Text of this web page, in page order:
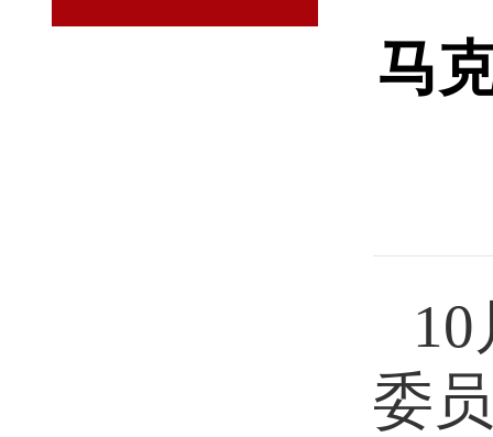
马
委